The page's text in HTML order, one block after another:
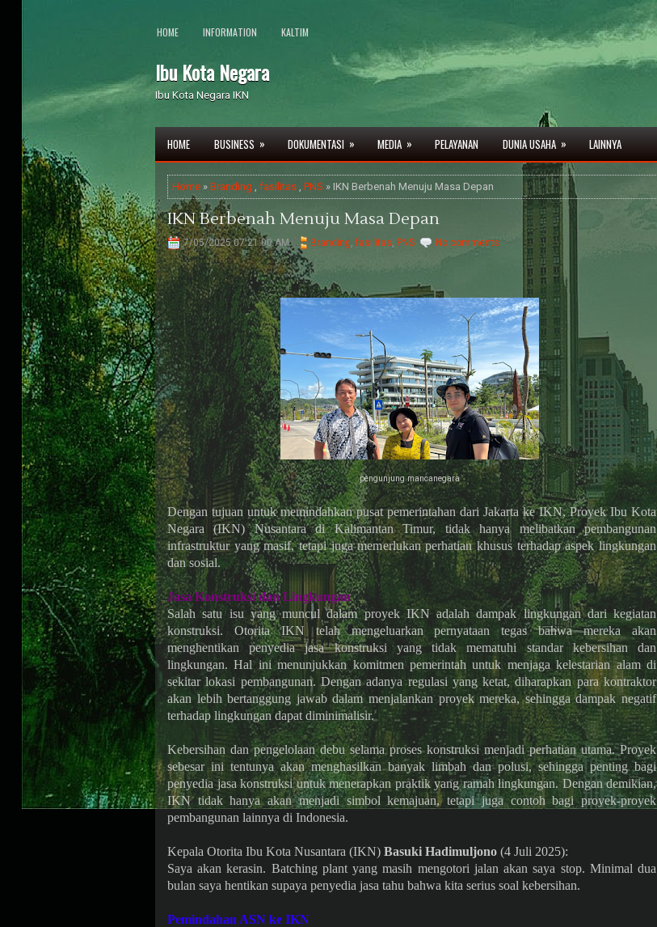
HOME INFORMATION KALTIM
Ibu Kota Negara
Ibu Kota Negara IKN
HOME BUSINESS » DOKUMENTASI » MEDIA » PELAYANAN DUNIA USAHA » LAINNYA
Home » Branding , fasilitas , PNS » IKN Berbenah Menuju Masa Depan
IKN Berbenah Menuju Masa Depan
7/05/2025 07:21:00 AM Branding, fasilitas, PNS No comments
pengunjung mancanegara
Dengan tujuan untuk memindahkan pusat pemerintahan dari Jakarta ke IKN, Proyek Ibu Kota
Negara (IKN) Nusantara di Kalimantan Timur, tidak hanya melibatkan pembangunan
infrastruktur yang masif, tetapi juga memerlukan perhatian khusus terhadap aspek lingkungan
dan sosial.
Jasa Konstruksi dan Lingkungan
Salah satu isu yang muncul dalam proyek IKN adalah dampak lingkungan dari kegiatan
konstruksi. Otorita IKN telah mengeluarkan pernyataan tegas bahwa mereka akan
menghentikan penyedia jasa konstruksi yang tidak mematuhi standar kebersihan dan
lingkungan. Hal ini menunjukkan komitmen pemerintah untuk menjaga kelestarian alam di
sekitar lokasi pembangunan. Dengan adanya regulasi yang ketat, diharapkan para kontraktor
akan lebih bertanggung jawab dalam menjalankan proyek mereka, sehingga dampak negatif
terhadap lingkungan dapat diminimalisir.
Kebersihan dan pengelolaan debu selama proses konstruksi menjadi perhatian utama. Proyek
sebesar ini tentunya akan menghasilkan banyak limbah dan polusi, sehingga penting bagi
penyedia jasa konstruksi untuk menerapkan praktik yang ramah lingkungan. Dengan demikian,
IKN tidak hanya akan menjadi simbol kemajuan, tetapi juga contoh bagi proyek-proyek
pembangunan lainnya di Indonesia.
Kepala Otorita Ibu Kota Nusantara (IKN) Basuki Hadimuljono (4 Juli 2025):
Saya akan kerasin. Batching plant yang masih mengotori jalan akan saya stop. Minimal dua
bulan saya hentikan supaya penyedia jasa tahu bahwa kita serius soal kebersihan.
Pemindahan ASN ke IKN